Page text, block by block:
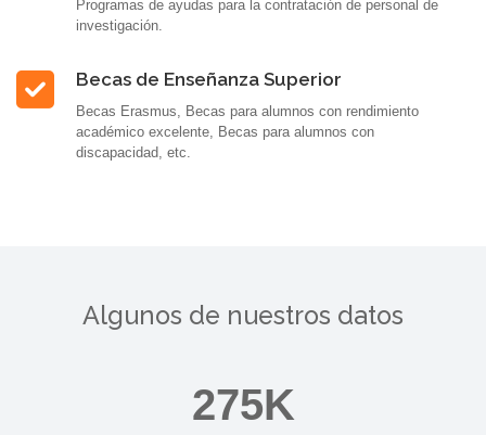
Programas de ayudas para la contratación de personal de
investigación.
Becas de Enseñanza Superior
Becas Erasmus, Becas para alumnos con rendimiento
académico excelente, Becas para alumnos con
discapacidad, etc.
Algunos de nuestros datos
275